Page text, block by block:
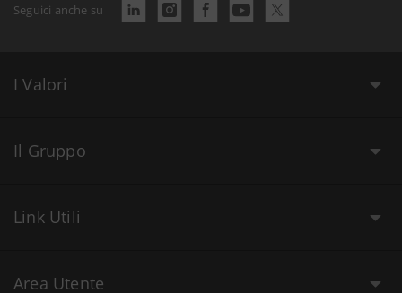
Seguici anche su
I Valori
Il Gruppo
Link Utili
Area Utente